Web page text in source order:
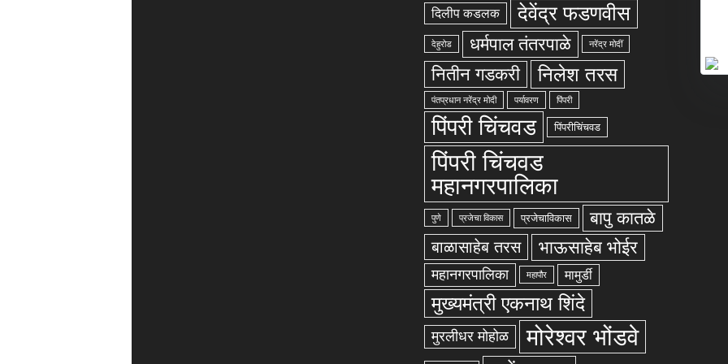
दिलीप कडलक देवेंद्र फडणवीस
देहुरोड धर्मपाल तंतरपाळे नरेंद्र मोदीं
नितीन गडकरी निलेश तरस
पंतप्रधान नरेंद्र मोदी पर्यावरण पिंपरी
पिंपरी चिंचवड पिंपरीचिंचवड
पिंपरी चिंचवड
महानगरपालिका
पुणे प्रजेचा विकास प्रजेचाविकास बापु कातळे
बाळासाहेब तरस भाऊसाहेब भोईर
महानगरपालिका महापौर मामुर्डी
मुख्यमंत्री एकनाथ शिंदे
मुरलीधर मोहोळ मोरेश्वर भोंडवे